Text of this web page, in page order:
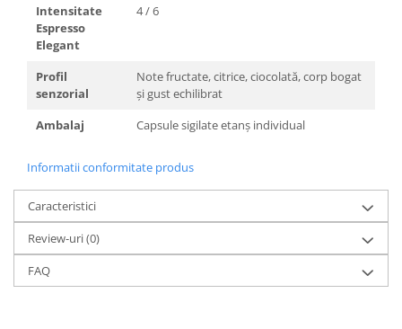
Intensitate
Espresso
Elegant
4 / 6
Profil
senzorial
Note fructate, citrice, ciocolată, corp bogat
și gust echilibrat
Ambalaj
Capsule sigilate etanș individual
Informatii conformitate produs
Caracteristici
Review-uri(0)
FAQ